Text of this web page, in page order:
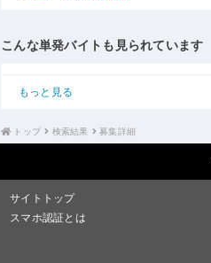
こんな単発バイトも見られています
もっと見る
トップ 検索結果 募集詳細
サイトトップ
スマホ認証とは